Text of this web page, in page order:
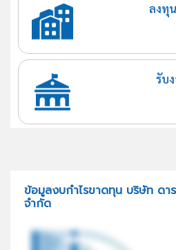
ลงทุ
รับ
ข้อมูลงบกำไรขาดทุน บริษัท ดา
จำกัด